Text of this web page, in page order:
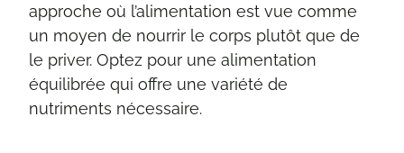
approche où l’alimentation est vue comme
un moyen de nourrir le corps plutôt que de
le priver. Optez pour une alimentation
équilibrée qui offre une variété de
nutriments nécessaire.